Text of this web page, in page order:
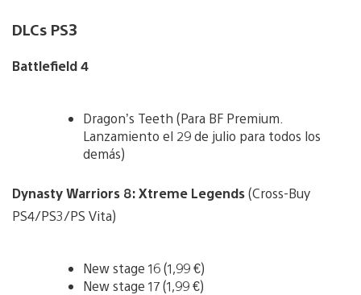
DLCs PS3
Battlefield 4
Dragon’s Teeth (Para BF Premium.
Lanzamiento el 29 de julio para todos los
demás)
Dynasty Warriors 8: Xtreme Legends(Cross-Buy
PS4/PS3/PS Vita)
New stage 16 (1,99 €)
New stage 17 (1,99 €)